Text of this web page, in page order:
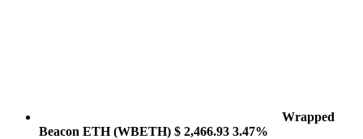
Wrapped
Beacon ETH(WBETH) $ 2,466.93 3.47%